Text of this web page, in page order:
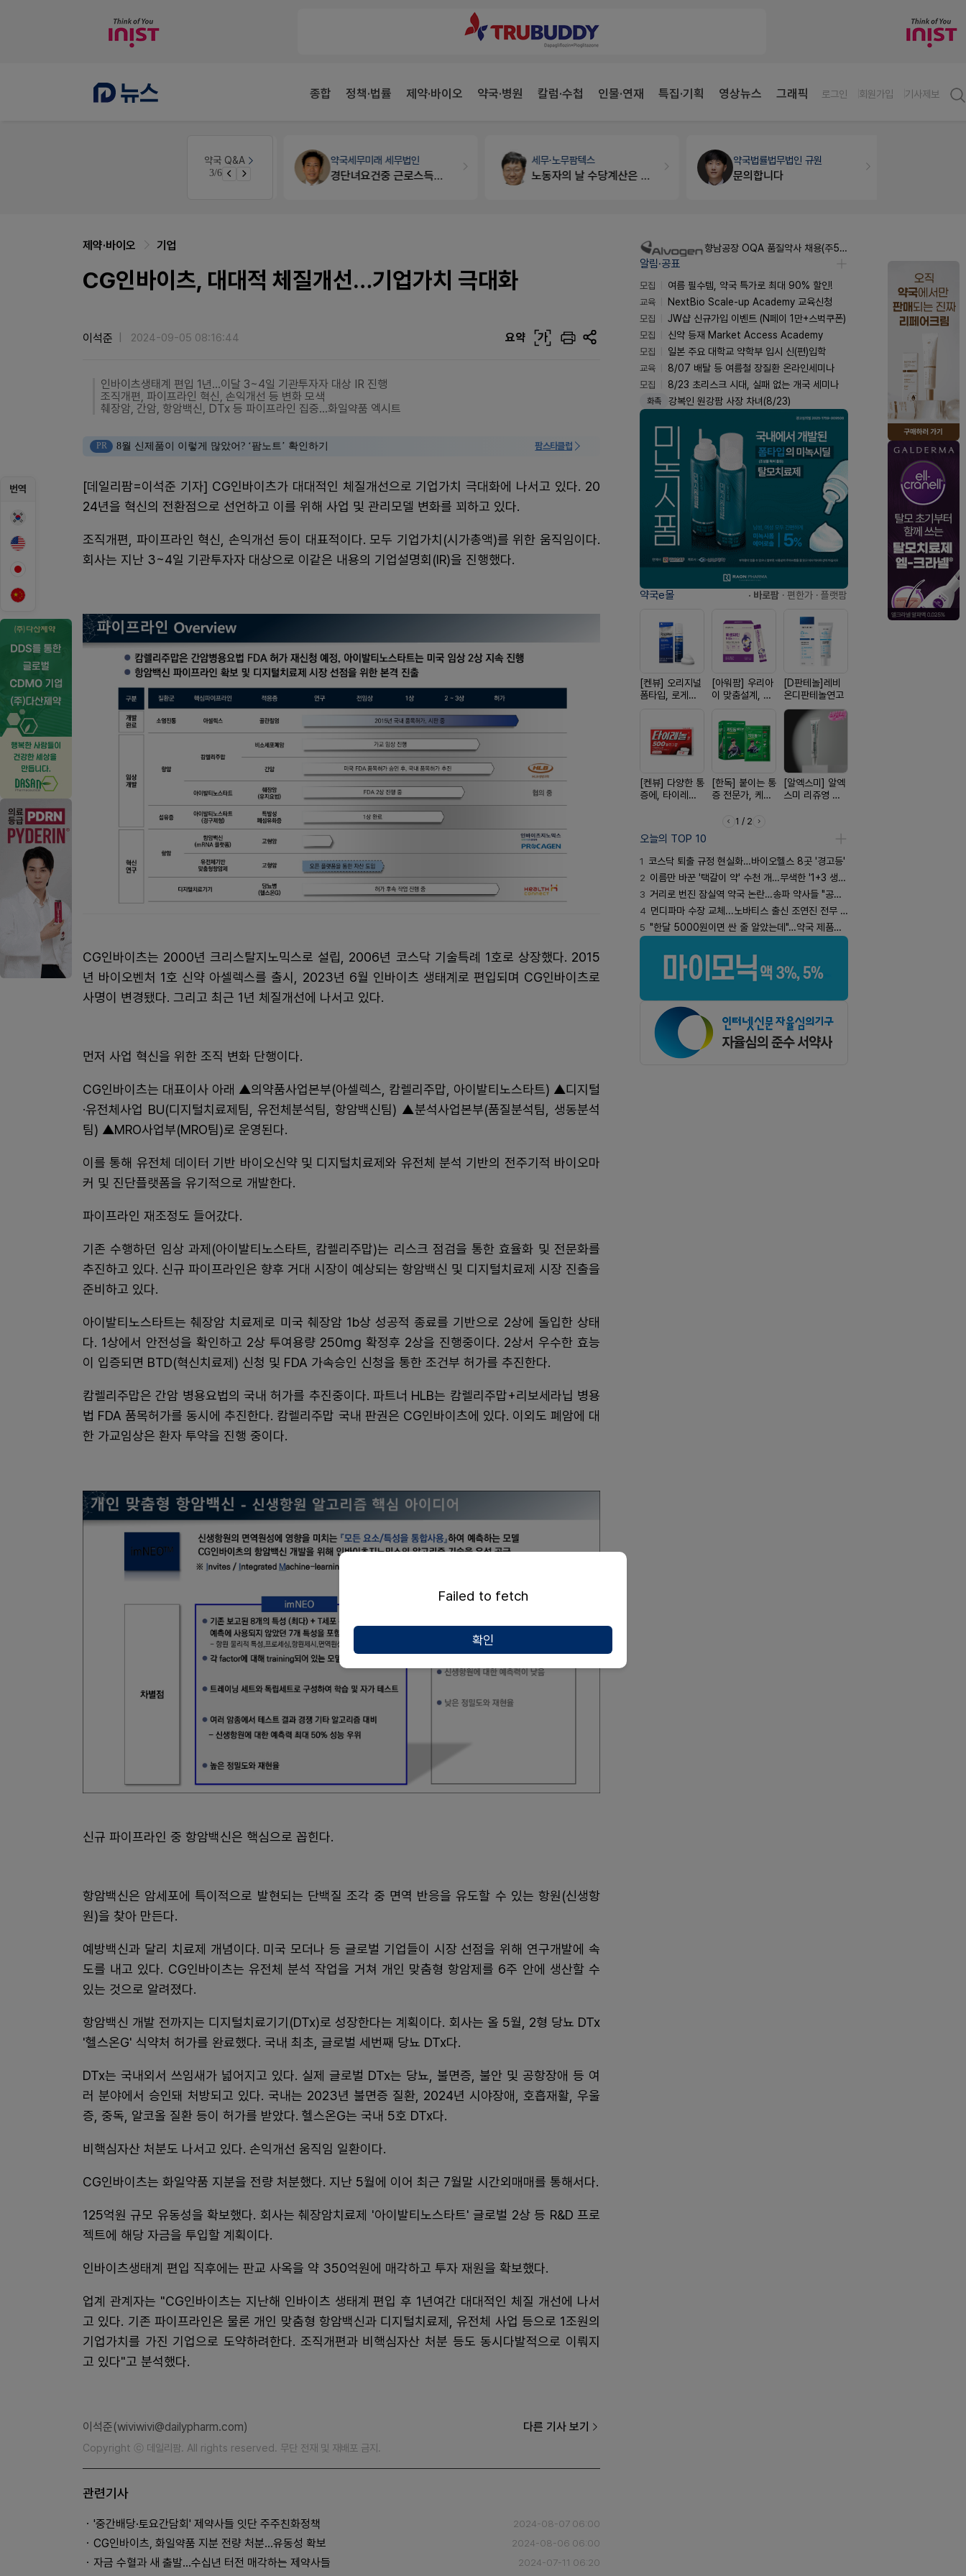
종합 정책·법률 제약·바이오 약국·병원 칼럼·수첩 인물·연재 특집·기획 영상뉴스 그래픽 로그인 회원가입 기사제보
약국 Q&A
3/6 약국 개국 대출 어떻게 받아야할지 어렵습니다
약국세무미래 세무법인
경단녀요건중 근로스득원천징수액
세무·노무팜텍스
노동자의 날 수당계산은 어떻게 되나요
약국법률법무법인 규원
문의합니다
번역
제약·바이오 기업
CG인바이츠, 대대적 체질개선…기업가치 극대화
이석준 2024-09-05 08:16:44 요약 가
인바이츠생태계 편입 1년…이달 3~4일 기관투자자 대상 IR 진행
조직개편, 파이프라인 혁신, 손익개선 등 변화 모색
췌장암, 간암, 항암백신, DTx 등 파이프라인 집중…화일약품 엑시트
PR 8월 신제품이 이렇게 많았어? ‘팜노트’ 확인하기 팜스타클럽
[데일리팜=이석준 기자] CG인바이츠가 대대적인 체질개선으로 기업가치 극대화에 나서고 있다. 20
24년을 혁신의 전환점으로 선언하고 이를 위해 사업 및 관리모델 변화를 꾀하고 있다.
조직개편, 파이프라인 혁신, 손익개선 등이 대표적이다. 모두 기업가치(시가총액)를 위한 움직임이다.
회사는 지난 3~4일 기관투자자 대상으로 이같은 내용의 기업설명회(IR)을 진행했다.
CG인바이츠는 2000년 크리스탈지노믹스로 설립, 2006년 코스닥 기술특례 1호로 상장했다. 2015
년 바이오벤처 1호 신약 아셀렉스를 출시, 2023년 6월 인바이츠 생태계로 편입되며 CG인바이츠로
사명이 변경됐다. 그리고 최근 1년 체질개선에 나서고 있다.
먼저 사업 혁신을 위한 조직 변화 단행이다.
CG인바이츠는 대표이사 아래 ▲의약품사업본부(아셀렉스, 캄렐리주맙, 아이발티노스타트) ▲디지털
·유전체사업 BU(디지털치료제팀, 유전체분석팀, 항암백신팀) ▲분석사업본부(품질분석팀, 생동분석
팀) ▲MRO사업부(MRO팀)로 운영된다.
이를 통해 유전체 데이터 기반 바이오신약 및 디지털치료제와 유전체 분석 기반의 전주기적 바이오마
커 및 진단플랫폼을 유기적으로 개발한다.
파이프라인 재조정도 들어갔다.
기존 수행하던 임상 과제(아이발티노스타트, 캄렐리주맙)는 리스크 점검을 통한 효율화 및 전문화를
추진하고 있다. 신규 파이프라인은 향후 거대 시장이 예상되는 항암백신 및 디지털치료제 시장 진출을
준비하고 있다.
아이발티노스타트는 췌장암 치료제로 미국 췌장암 1b상 성공적 종료를 기반으로 2상에 돌입한 상태
다. 1상에서 안전성을 확인하고 2상 투여용량 250mg 확정후 2상을 진행중이다. 2상서 우수한 효능
이 입증되면 BTD(혁신치료제) 신청 및 FDA 가속승인 신청을 통한 조건부 허가를 추진한다.
캄렐리주맙은 간암 병용요법의 국내 허가를 추진중이다. 파트너 HLB는 캄렐리주맙+리보세라닙 병용
법 FDA 품목허가를 동시에 추진한다. 캄렐리주맙 국내 판권은 CG인바이츠에 있다. 이외도 폐암에 대
한 가교임상은 환자 투약을 진행 중이다.
신규 파이프라인 중 항암백신은 핵심으로 꼽힌다.
항암백신은 암세포에 특이적으로 발현되는 단백질 조각 중 면역 반응을 유도할 수 있는 항원(신생항
원)을 찾아 만든다.
예방백신과 달리 치료제 개념이다. 미국 모더나 등 글로벌 기업들이 시장 선점을 위해 연구개발에 속
도를 내고 있다. CG인바이츠는 유전체 분석 작업을 거쳐 개인 맞춤형 항암제를 6주 안에 생산할 수
있는 것으로 알려졌다.
항암백신 개발 전까지는 디지털치료기기(DTx)로 성장한다는 계획이다. 회사는 올 5월, 2형 당뇨 DTx
'헬스온G' 식약처 허가를 완료했다. 국내 최초, 글로벌 세번째 당뇨 DTx다.
DTx는 국내외서 쓰임새가 넓어지고 있다. 실제 글로벌 DTx는 당뇨, 불면증, 불안 및 공항장애 등 여
러 분야에서 승인돼 처방되고 있다. 국내는 2023년 불면증 질환, 2024년 시야장애, 호흡재활, 우울
증, 중독, 알코올 질환 등이 허가를 받았다. 헬스온G는 국내 5호 DTx다.
비핵심자산 처분도 나서고 있다. 손익개선 움직임 일환이다.
CG인바이츠는 화일약품 지분을 전량 처분했다. 지난 5월에 이어 최근 7월말 시간외매매를 통해서다.
125억원 규모 유동성을 확보했다. 회사는 췌장암치료제 '아이발티노스타트' 글로벌 2상 등 R&D 프로
젝트에 해당 자금을 투입할 계획이다.
인바이츠생태계 편입 직후에는 판교 사옥을 약 350억원에 매각하고 투자 재원을 확보했다.
업계 관계자는 "CG인바이츠는 지난해 인바이츠 생태계 편입 후 1년여간 대대적인 체질 개선에 나서
고 있다. 기존 파이프라인은 물론 개인 맞춤형 항암백신과 디지털치료제, 유전체 사업 등으로 1조원의
기업가치를 가진 기업으로 도약하려한다. 조직개편과 비핵심자산 처분 등도 동시다발적으로 이뤄지
고 있다"고 분석했다.
이석준(wiviwivi@dailypharm.com) 다른 기사 보기
Copyright ⓒ 데일리팜. All rights reserved. 무단 전재 및 재배포 금지.
관련기사
'중간배당·토요간담회' 제약사들 잇단 주주친화정책 2024-08-07 06:00
CG인바이츠, 화일약품 지분 전량 처분…유동성 확보 2024-08-06 06:00
자금 수혈과 새 출발...수십년 터전 매각하는 제약사들 2024-07-11 06:20
향남공장 OQA 품질약사 채용(주5일/파트타임 가능)
알림·공표
모집
여름 필수템, 약국 특가로 최대 90% 할인!
교육
NextBio Scale-up Academy 교육신청
모집
JW샵 신규가입 이벤트 (N페이 1만+스벅쿠폰)
모집
신약 등재 Market Access Academy
모집
일본 주요 대학교 약학부 입시 신(편)입학
교육
8/07 배탈 등 여름철 장질환 온라인세미나
모집
8/23 초리스크 시대, 실패 없는 개국 세미나
화촉 강복인 원강팜 사장 차녀(8/23)
약국e몰 · 바로팜 · 편한가 · 플랫팜
[켄뷰] 오리지널
폼타입, 로게인
[아워팜] 우리아
이 맞춤설계, 바
더베리맛
[D판테놀]레비
온디판테놀연고
[켄뷰] 다양한 통
증에, 타이레놀
[한독] 붙이는 통
증 전문가, 케토
스타(쿨) 40매
[알엑스미] 알엑
스미 리쥬영 울
1 / 2
오늘의 TOP 10
1 코스닥 퇴출 규정 현실화…바이오헬스 8곳 '경고등'
2 이름만 바꾼 '택갈이 약' 수천 개…무색한 '1+3 생동'
3 거리로 번진 잠실역 약국 논란…송파 약사들 "공공성 훼손"
4 먼디파마 수장 교체...노바티스 출신 조연진 전무 내정
5 "한달 5000원이면 싼 줄 알았는데"…약국 제품과 비교해보니
Failed to fetch
확인